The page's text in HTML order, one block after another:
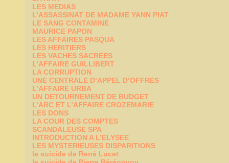
LES MEDIAS
L’ASSASSINAT DE MADAME YANN PIAT
LE SANG CONTAMINE
MAURICE PAPON
LES AFFAIRES PASQUA
LES HERITIERS
LES VACHES SACREES
L’AFFAIRE GUILLIBERT
LA CORRUPTION
UNE CENTRALE D’APPEL D’OFFRES
L’AFFAIRE URBA
UN DETOURNEMENT DE BUDGET
L’ARC ET L’AFFAIRE CROZEMARIE
LES DONS
LA COUR DES COMPTES
SCANDALEUSE SPA
INTRODUCTION A L’ELYSEE
LES MYSTERIEUSES DISPARITIONS
le suicide de René Lucet